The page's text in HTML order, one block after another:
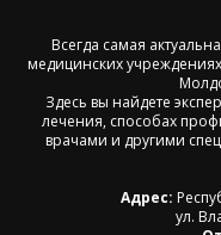
Всегда самая
медицинских
Здесь вы найдете
лечения, способах
врачами и другими
Адрес:
ул.